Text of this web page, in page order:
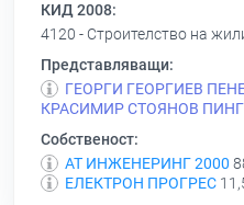
КИД 2008:
4120 - Строителство на
Представляващи:
ГЕОРГИ ГЕОРГИЕВ
КРАСИМИР СТОЯНОВ
Собственост:
АТ ИНЖЕНЕРИНГ 2000
ЕЛЕКТРОН ПРОГРЕС